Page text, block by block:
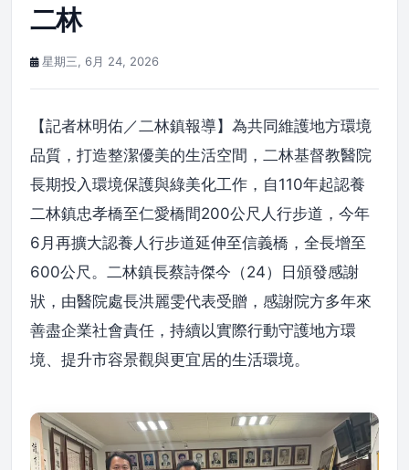
二林
星期三, 6月 24, 2026
【記者林明佑／二林鎮報導】為共同維護地方環境
品質，打造整潔優美的生活空間，二林基督教醫院
長期投入環境保護與綠美化工作，自110年起認養
二林鎮忠孝橋至仁愛橋間200公尺人行步道，今年
6月再擴大認養人行步道延伸至信義橋，全長增至
600公尺。二林鎮長蔡詩傑今（24）日頒發感謝
狀，由醫院處長洪麗雯代表受贈，感謝院方多年來
善盡企業社會責任，持續以實際行動守護地方環
境、提升市容景觀與更宜居的生活環境。